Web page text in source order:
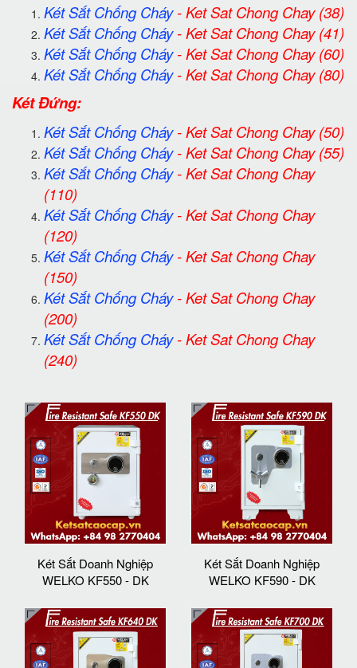
Két Sắt Chống Cháy-Ket Sat Chong Chay(38)
Két Sắt Chống Cháy-Ket Sat Chong Chay(41)
Két Sắt Chống Cháy-Ket Sat Chong Chay(60)
Két Sắt Chống Cháy-Ket Sat Chong Chay(80)
Két Đứng:
Két Sắt Chống Cháy-Ket Sat Chong Chay(50)
Két Sắt Chống Cháy-Ket Sat Chong Chay(55)
Két Sắt Chống Cháy-Ket Sat Chong Chay
(110)
Két Sắt Chống Cháy-Ket Sat Chong Chay
(120)
Két Sắt Chống Cháy-Ket Sat Chong Chay
(150)
Két Sắt Chống Cháy-Ket Sat Chong Chay
(200)
Két Sắt Chống Cháy-Ket Sat Chong Chay
(240)
Két Sắt Doanh Nghiệp
WELKO KF550 - DK
Két Sắt Doanh Nghiệp
WELKO KF590 - DK